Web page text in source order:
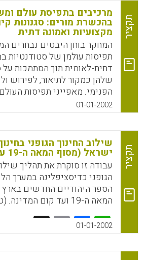
תקציר
מרכיבים בתפיסת עולם
בהכשרת מורים: סגנונות
מקצועיות ואמונה דתית
המחקר בוחן היבטים נבחרים
תפיסות עולמן של סטודנטיות
דתית-לאומית תוך הסתמכות על
שלהן כמקור לתיאור, לפירוש
הפנימי. מאפייני תפיסות
הפריזמה של מודל "סגנונות
השימוש במושג "תפיסת עולם"
"תרבות" ו"אידאולוגיה" הנלווים
התייחסות לתחום מחקר
יהודיות בפרט. (דינה שקולניק)
WhatsApp
Facebook
Email
X
01-01-2002
תקציר
שילוב החינוך הגופני
ישראל (מסוף המאה ה-19 עד קום המדינה)
עבודה זו סוקרת את תהליך
הגופני כדיסציפלינה במערך
הספר היהודיים החדשים
המאה ה-19 ועד קום המדינה. (טליה בן ישראל)
WhatsApp
Facebook
Email 01-01-2002